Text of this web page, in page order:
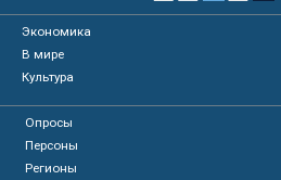
Экономика
В мире
Культура
Опросы
Персоны
Регионы